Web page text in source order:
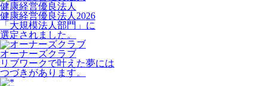
健康経営優良法人
健康経営優良法人2026
「大規模法人部門」に
選定されました。
オーナーズクラブ
リブワークで叶えた夢には
つづきがあります。